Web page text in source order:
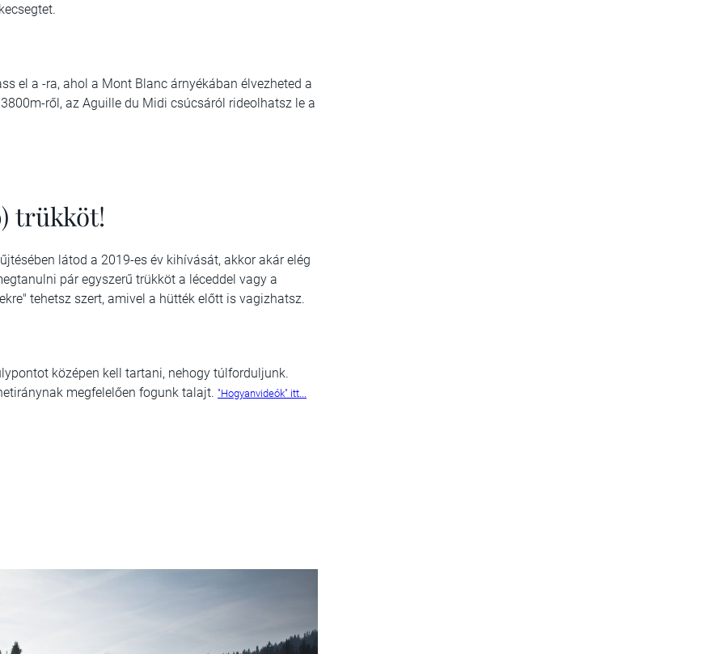
el a -ra, ahol a Mont Blanc árnyékában élvezheted a
ről, az Aguille du Midi csúcsáról rideolhatsz le a
trükköt!
látod a 2019-es év kihívását, akkor akár elég
pár egyszerű trükköt a léceddel vagy a
tehetsz szert, amivel a hütték előtt is vagizhatsz.
középen kell tartani, nehogy túlforduljunk.
megfelelően fogunk talajt. "Hogyanvideók" itt...